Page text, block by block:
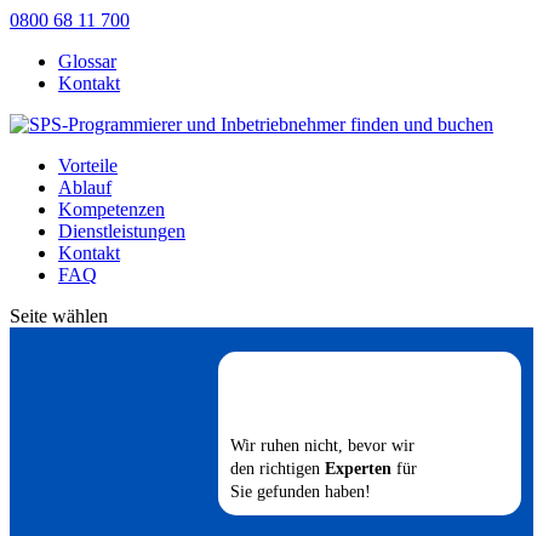
0800 68 11 700
Glossar
Kontakt
Vorteile
Ablauf
Kompetenzen
Dienstleistungen
Kontakt
FAQ
Seite wählen
Wir ruhen nicht, bevor wir
den richtigen Experten für
Sie gefunden haben!